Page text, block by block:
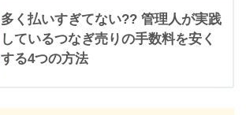
多く払いすぎてない?? 管理人が実践
しているつなぎ売りの手数料を安く
する4つの方法